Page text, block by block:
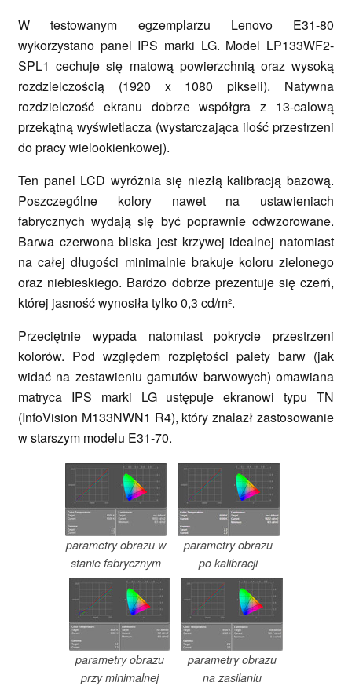
W testowanym egzemplarzu Lenovo E31-80
wykorzystano panel IPS marki LG. Model LP133WF2-
SPL1 cechuje się matową powierzchnią oraz wysoką
rozdzielczością (1920 x 1080 pikseli). Natywna
rozdzielczość ekranu dobrze współgra z 13-calową
przekątną wyświetlacza (wystarczająca ilość przestrzeni
do pracy wielookienkowej).
Ten panel LCD wyróżnia się niezłą kalibracją bazową.
Poszczególne kolory nawet na ustawieniach
fabrycznych wydają się być poprawnie odwzorowane.
Barwa czerwona bliska jest krzywej idealnej natomiast
na całej długości minimalnie brakuje koloru zielonego
oraz niebieskiego. Bardzo dobrze prezentuje się czerń,
której jasność wynosiła tylko 0,3 cd/m².
Przeciętnie wypada natomiast pokrycie przestrzeni
kolorów. Pod względem rozpiętości palety barw (jak
widać na zestawieniu gamutów barwowych) omawiana
matryca IPS marki LG ustępuje ekranowi typu TN
(InfoVision M133NWN1 R4), który znalazł zastosowanie
w starszym modelu E31-70.
parametry obrazu w
stanie fabrycznym
parametry obrazu
po kalibracji
parametry obrazu
przy minimalnej
parametry obrazu
na zasilaniu